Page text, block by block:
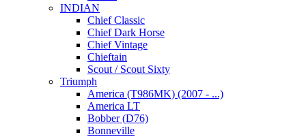
INDIAN
Chief Classic
Chief Dark Horse
Chief Vintage
Chieftain
Scout / Scout Sixty
Triumph
America (T986MK) (2007 - ...)
America LT
Bobber (D76)
Bonneville